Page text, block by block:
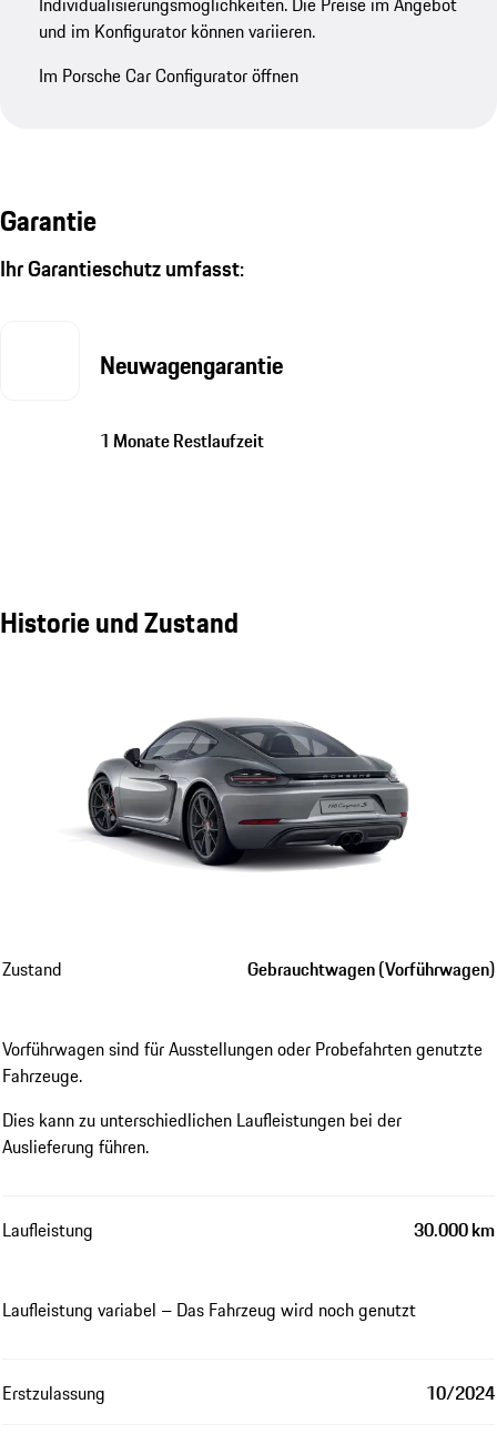
und im Konfigurator können variieren.
Im Porsche Car Configurator öffnen
Garantie
Ihr Garantieschutz umfasst:
Neuwagengarantie
1 Monate Restlaufzeit
Historie und Zustand
Zustand Gebrauchtwagen (Vorführwagen)
Vorführwagen sind für Ausstellungen oder Probefahrten genutzte
Fahrzeuge.
Dies kann zu unterschiedlichen Laufleistungen bei der
Auslieferung führen.
Laufleistung 30.000 km
Laufleistung variabel – Das Fahrzeug wird noch genutzt
Erstzulassung 10/2024